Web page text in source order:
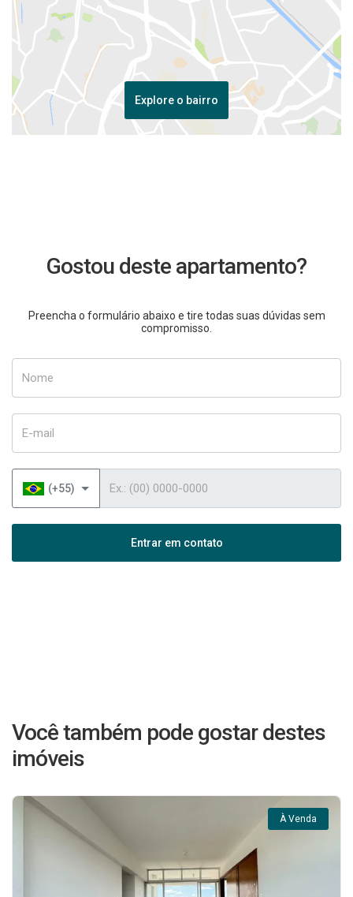
Explore o bairro
Gostou deste apartamento?
Preencha o formulário abaixo e tire todas suas dúvidas sem
compromisso.
(+55)
Entrar em contato
Você também pode gostar destes
imóveis
À Venda